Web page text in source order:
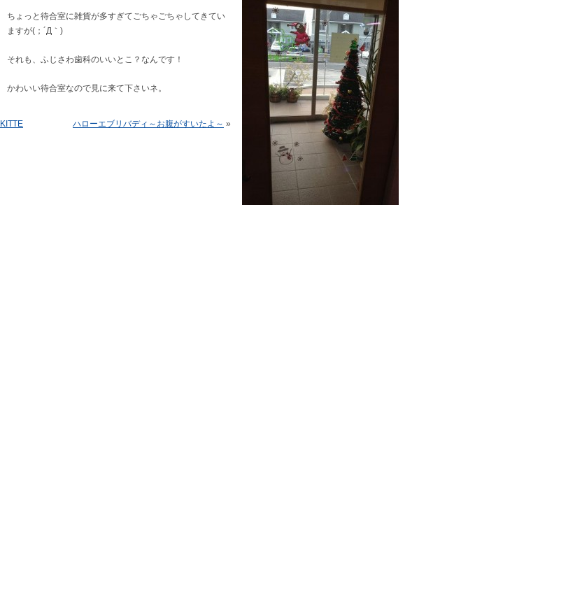
ちょっと待合室に雑貨が多すぎてごちゃごちゃしてきてい
ますが(；´Д｀)
それも、ふじさわ歯科のいいとこ？なんです！
かわいい待合室なので見に来て下さいネ。
KITTE ハローエブリバディ～お腹がすいたよ～ »